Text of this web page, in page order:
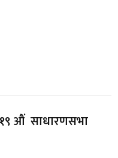
१९ औं साधारणसभा